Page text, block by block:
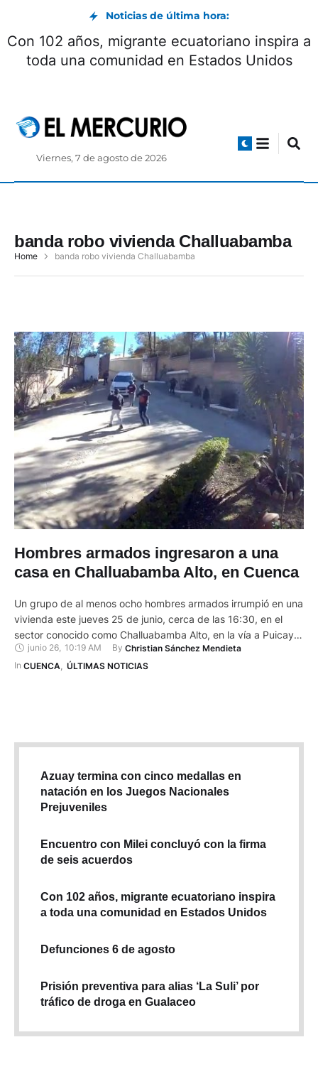
Noticias de última hora:
Con 102 años, migrante ecuatoriano inspira a
toda una comunidad en Estados Unidos
Viernes, 7 de agosto de 2026
banda robo vivienda Challuabamba
Home banda robo vivienda Challuabamba
Hombres armados ingresaron a una
casa en Challuabamba Alto, en Cuenca
Un grupo de al menos ocho hombres armados irrumpió en una
vivienda este jueves 25 de junio, cerca de las 16:30, en el
sector conocido como Challuabamba Alto, en la vía a Puicay,
en Nulti. Una cámara de seguridad captó cómo los
delincuentes ingresaron a la propiedad en una camioneta
junio 26, 10:19 AM By Christian Sánchez Mendieta
In CUENCA ÚLTIMAS NOTICIAS
Azuay termina con cinco medallas en
natación en los Juegos Nacionales
Prejuveniles
Encuentro con Milei concluyó con la firma
de seis acuerdos
Con 102 años, migrante ecuatoriano inspira
a toda una comunidad en Estados Unidos
Defunciones 6 de agosto
Prisión preventiva para alias ‘La Suli’ por
tráfico de droga en Gualaceo